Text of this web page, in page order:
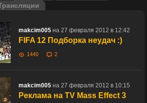
makcim005 на 27 февраля 2012 в 12:42
FIFA 12 Подборка неудач :)
1440 2
makcim005 на 27 февраля 2012 в 10:15
Реклама на TV Mass Effect 3